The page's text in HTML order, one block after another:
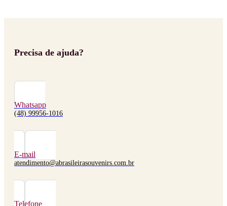
Precisa de ajuda?
Whatsapp
(48) 99956-1016
E-mail
atendimento@abrasileirasouvenirs.com.br
Telefone